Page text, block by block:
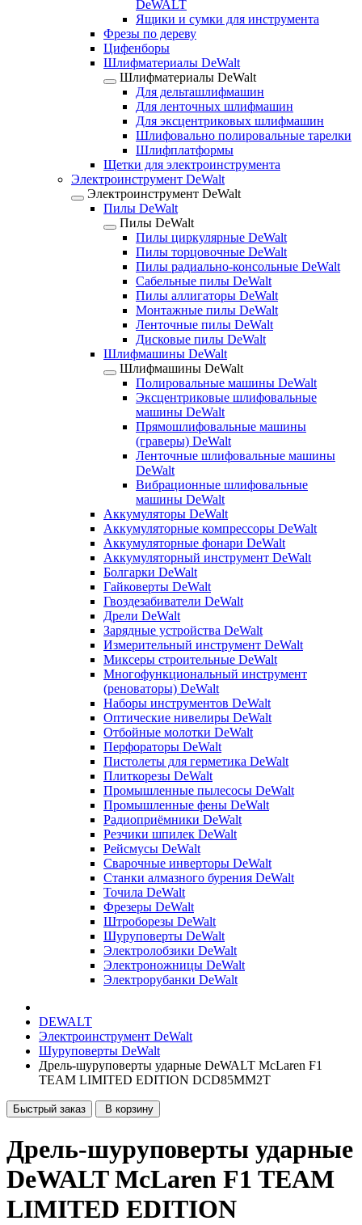
DeWALT
Ящики и сумки для инструмента
Фрезы по дереву
Цифенборы
Шлифматериалы DeWalt
Шлифматериалы DeWalt
Для дельташлифмашин
Для ленточных шлифмашин
Для эксцентриковых шлифмашин
Шлифовально полировальные тарелки
Шлифплатформы
Щетки для электроинструмента
Электроинструмент DeWalt
Электроинструмент DeWalt
Пилы DeWalt
Пилы DeWalt
Пилы циркулярные DeWalt
Пилы торцовочные DeWalt
Пилы радиально-консольные DeWalt
Сабельные пилы DeWalt
Пилы аллигаторы DeWalt
Монтажные пилы DeWalt
Ленточные пилы DeWalt
Дисковые пилы DeWalt
Шлифмашины DeWalt
Шлифмашины DeWalt
Полировальные машины DeWalt
Эксцентриковые шлифовальные
машины DeWalt
Прямошлифовальные машины
(граверы) DeWalt
Ленточные шлифовальные машины
DeWalt
Вибрационные шлифовальные
машины DeWalt
Аккумуляторы DeWalt
Аккумуляторные компрессоры DeWalt
Аккумуляторные фонари DeWalt
Аккумуляторный инструмент DeWalt
Болгарки DeWalt
Гайковерты DeWalt
Гвоздезабиватели DeWalt
Дрели DeWalt
Зарядные устройства DeWalt
Измерительный инструмент DeWalt
Миксеры строительные DeWalt
Многофункциональный инструмент
(реноваторы) DeWalt
Наборы инструментов DeWalt
Оптические нивелиры DeWalt
Отбойные молотки DeWalt
Перфораторы DeWalt
Пистолеты для герметика DeWalt
Плиткорезы DeWalt
Промышленные пылесосы DeWalt
Промышленные фены DeWalt
Радиоприёмники DeWalt
Резчики шпилек DeWalt
Рейсмусы DeWalt
Сварочные инверторы DeWalt
Станки алмазного бурения DeWalt
Точила DeWalt
Фрезеры DeWalt
Штроборезы DeWalt
Шуруповерты DeWalt
Электролобзики DeWalt
Электроножницы DeWalt
Электрорубанки DeWalt
DEWALT
Электроинструмент DeWalt
Шуруповерты DeWalt
Дрель-шуруповерты ударные DeWALT McLaren F1
TEAM LIMITED EDITION DCD85MM2T
Быстрый заказ В корзину
Дрель-шуруповерты ударные
DeWALT McLaren F1 TEAM
LIMITED EDITION